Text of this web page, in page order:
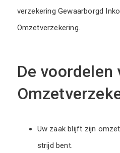
verzekering Gewaarborgd
Omzetverzekering.
De voordelen
Uw zaak blijft zijn
strijd bent.